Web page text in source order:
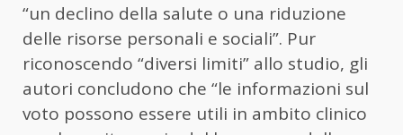
“un declino della salute o una riduzione
delle risorse personali e sociali”. Pur
riconoscendo “diversi limiti” allo studio, gli
autori concludono che “le informazioni sul
voto possono essere utili in ambito clinico